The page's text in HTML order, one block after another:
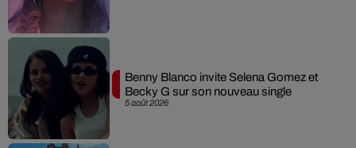
5 août 2026
Benny Blanco invite Selena Gomez et
Becky G sur son nouveau single